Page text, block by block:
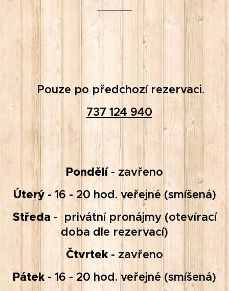
Pouze po předchozí rezervaci.
737 124 940
Pondělí - zavřeno
Úterý- 16 - 20 hod. veřejné (smíšená)
Středa - privátní pronájmy (otevírací
doba dle rezervací)
Čtvrtek - zavřeno
Pátek - 16 - 20 hod. veřejné (smíšená)